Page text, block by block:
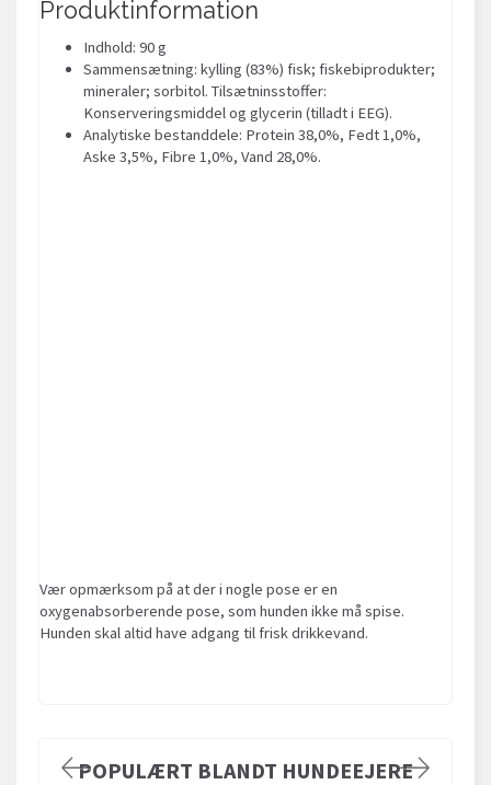
Produktinformation
Indhold: 90 g
Sammensætning: kylling (83%) fisk; fiskebiprodukter;
mineraler; sorbitol. Tilsætninsstoffer:
Konserveringsmiddel og glycerin (tilladt i EEG).
Analytiske bestanddele: Protein 38,0%, Fedt 1,0%,
Aske 3,5%, Fibre 1,0%, Vand 28,0%.
Vær opmærksom på at der i nogle pose er en
oxygenabsorberende pose, som hunden ikke må spise.
Hunden skal altid have adgang til frisk drikkevand.
POPULÆRT BLANDT HUNDEEJERE